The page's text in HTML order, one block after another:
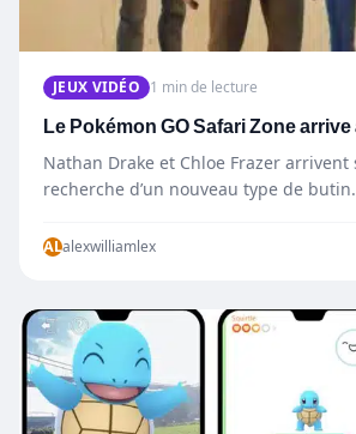
JEUX VIDÉO 1 min de lecture
Le Pokémon GO Safari Zone
Nathan Drake et Chloe Frazer arrivent
recherche d’un nouveau type de
ALalexwilliamlex